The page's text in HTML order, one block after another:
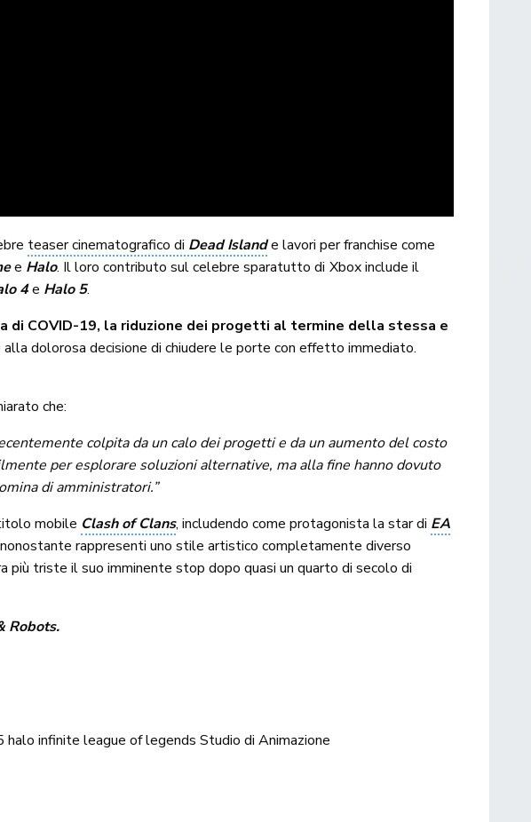
teaser cinematografico di Dead Islande lavori per franchise come
e Halo. Il loro contributo sul celebre sparatutto di Xbox include il
4e Halo 5.
di COVID-19, la riduzione dei progetti al termine della stessa e
alla dolorosa decisione di chiudere le porte con effetto immediato.
che:
colpita da un calo dei progetti e da un aumento del costo
per esplorare soluzioni alternative, ma alla fine hanno dovuto
di amministratori.”
mobile Clash of Clans, includendo come protagonista la star di EA
rappresenti uno stile artistico completamente diverso
più triste il suo imminente stop dopo quasi un quarto di secolo di
Robots.
halo infinite league of legends Studio di Animazione